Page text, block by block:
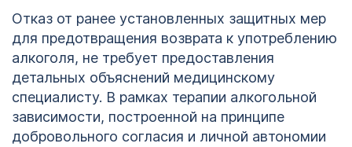
Отказ от ранее установленных защитных мер
для предотвращения возврата к употреблению
алкоголя, не требует предоставления
детальных объяснений медицинскому
специалисту. В рамках терапии алкогольной
зависимости, построенной на принципе
добровольного согласия и личной автономии